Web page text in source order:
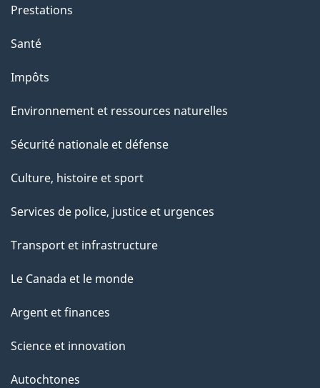
e
Prestations
Santé
Impôts
Environnement et ressources naturelles
Sécurité nationale et défense
Culture, histoire et sport
Services de police, justice et urgences
Transport et infrastructure
Le Canada et le monde
Argent et finances
Science et innovation
Autochtones